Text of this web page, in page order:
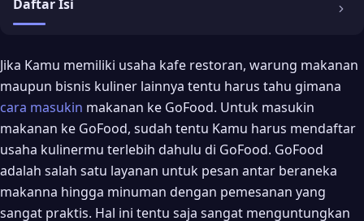
Daftar Isi
Cara Masukin Makanan di GoFood
Tips Masukin Usaha Makanan di GoFood
1. Mendaftarkan Nama Makanan Terlaku Untuk Restomu
2. List Menu Makanan Rekomendasi Pada Urutan Teratas
3. Pilih Foto Menu Makanan yang Menarik
Cara Mendaftarkan Toko Kuliner di GoFood
Jika Kamu memiliki usaha kafe restoran, warung makanan
maupun bisnis kuliner lainnya tentu harus tahu gimana
cara masukin makanan ke GoFood. Untuk masukin
makanan ke GoFood, sudah tentu Kamu harus mendaftar
usaha kulinermu terlebih dahulu di GoFood. GoFood
adalah salah satu layanan untuk pesan antar beraneka
makanna hingga minuman dengan pemesanan yang
sangat praktis. Hal ini tentu saja sangat menguntungkan